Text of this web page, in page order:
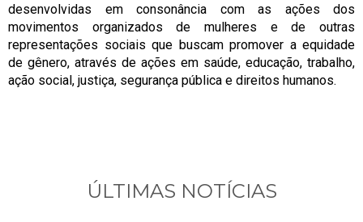
desenvolvidas em consonância com as ações dos
movimentos organizados de mulheres e de outras
representações sociais que buscam promover a equidade
de gênero, através de ações em saúde, educação, trabalho,
ação social, justiça, segurança pública e direitos humanos.
ÚLTIMAS NOTÍCIAS